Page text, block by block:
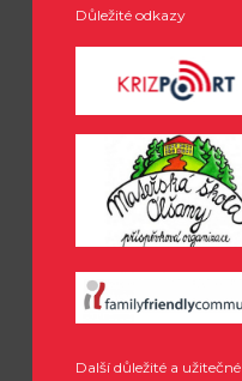
Důležité odkazy
Další důležité a užitečné